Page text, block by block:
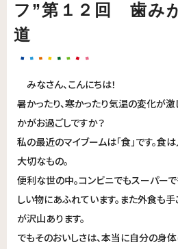
フ”第１２回 歯み
道
みなさん、こんにちは！
暑かったり、寒かったり気温の変化が
かがお過ごしですか？
私の最近のマイブームは「食」です。食
大切なもの。
便利な世の中。コンビニでもスーパー
しい物にあふれています。また外食も
が沢山あります。
でもそのおいしさは、本当に自分の身